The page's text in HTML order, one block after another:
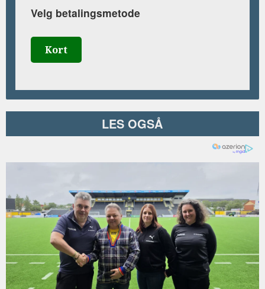
Velg betalingsmetode
Kort
LES OGSÅ